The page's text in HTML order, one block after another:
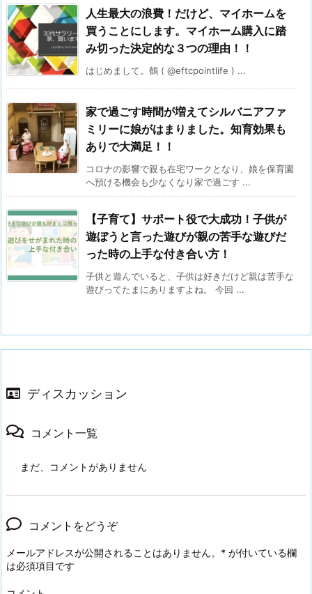
人生最大の浪費！だけど、マイホームを
買うことにします。マイホーム購入に踏
み切った決定的な３つの理由！！
はじめまして。鶴 ( @eftcpointlife ) ...
家で過ごす時間が増えてシルバニアファ
ミリーに娘がはまりました。知育効果も
ありで大満足！！
コロナの影響で親も在宅ワークとなり、娘を保育園
へ預ける機会も少なくなり家で過ごす ...
【子育て】サポート役で大成功！子供が
遊ぼうと言った遊びが親の苦手な遊びだ
った時の上手な付き合い方！
子供と遊んでいると、子供は好きだけど親は苦手な
遊びってたまにありますよね。 今回 ...
ディスカッション
コメント一覧
まだ、コメントがありません
コメントをどうぞ
メールアドレスが公開されることはありません。 * が付いている欄
は必須項目です